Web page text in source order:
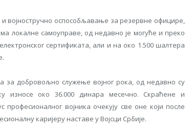
војностручно оспособљавање за резервне официре,
локалне самоуправе, од недавно је могуће и преко
сертификата, али и на око 1.500 шалтера
добровољно служење војног рока, од недавно су
износе око 36.000 динара месечно. Скраћене и
војника очекују све оне који после
каријеру наставе у Војсци Србије.